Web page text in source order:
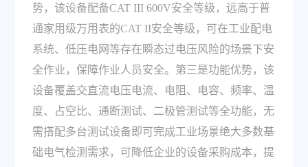
势，该设备配备CAT III 600V安全等级，远高于普
通家用级万用表的CAT II安全等级，可在工业配电
系统、低压电网等存在瞬态过电压风险的场景下安
全作业，保障作业人员安全。第三是功能优势，该
设备覆盖交直流电压电流、电阻、电容、频率、温
度、占空比、通断测试、二极管测试等全功能，无
需搭配多台测试设备即可完成工业场景绝大多数基
础电气检测需求，可降低企业的设备采购成本，提